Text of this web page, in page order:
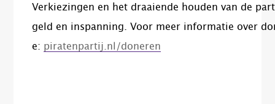
Verkiezingen en het draaiende houden van de
geld en inspanning. Voor meer informatie over
e: piratenpartij.nl/doneren